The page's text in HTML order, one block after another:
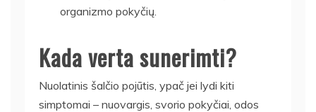
organizmo pokyčių.
Kada verta sunerimti?
Nuolatinis šalčio pojūtis, ypač jei lydi kiti
simptomai – nuovargis, svorio pokyčiai, odos